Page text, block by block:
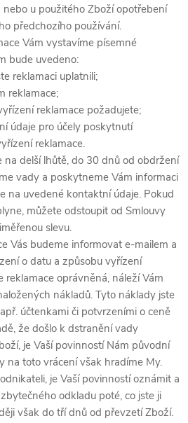
u použitého Zboží opotřebení
předchozího používání.
Vám vystavíme písemné
bude uvedeno:
reklamaci uplatnili;
reklamace;
reklamace požadujete;
údaje pro účely poskytnutí
reklamace.
na delší lhůtě, do 30 dnů od obdržení
vady a poskytneme Vám informaci
na uvedené kontaktní údaje. Pokud
můžete odstoupit od Smlouvy
slevu.
Vás budeme informovat e-mailem a
o datu a způsobu vyřízení
reklamace oprávněná, náleží Vám
nákladů. Tyto náklady jste
účtenkami či potvrzeními o ceně
že došlo k dstranění vady
je Vaší povinností Nám původní
na toto vrácení však hradíme My.
je Vaší povinností oznámit a
odkladu poté, co jste ji
však do tří dnů od převzetí Zboží.